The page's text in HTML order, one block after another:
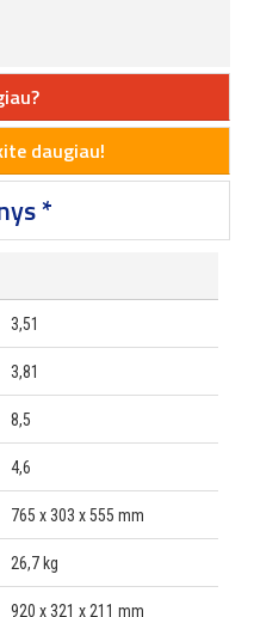
daugiau!
*
3,51
3,81
8,5
4,6
765 x 303 x 555 mm
26,7 kg
920 x 321 x 211 mm